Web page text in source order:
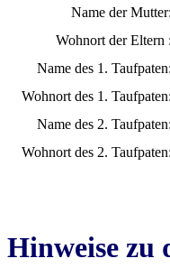
Name der Mutter:
Wohnort der Eltern :
Name des 1. Taufpaten:
Wohnort des 1. Taufpaten:
Name des 2. Taufpaten:
Wohnort des 2. Taufpaten:
Hinweise zu